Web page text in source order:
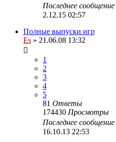
Последнее сообщение
2.12.15 02:57
Полные выпуски игр
Es » 21.06.08 13:32
1
2
3
4
5
81 Ответы
174430 Просмотры
Последнее сообщение
16.10.13 22:53